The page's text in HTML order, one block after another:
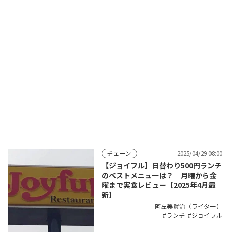
チェーン 2025/04/29 08:00
【ジョイフル】日替わり500円ランチ
のベストメニューは？ 月曜から金
曜まで実食レビュー【2025年4月最
新】
阿左美賢治（ライター）
ランチ
ジョイフル